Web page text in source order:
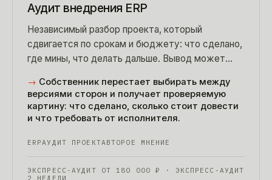
Аудит внедрения ERP
Независимый разбор проекта, который
сдвигается по срокам и бюджету: что сделано,
где мины, что делать дальше. Вывод может
нормальный результат аудита.
→ Собственник перестает выбирать между
версиями сторон и получает проверяемую
картину: что сделано, сколько стоит довести
и что требовать от исполнителя.
ERPАУДИТ ПРОЕКТАВТОРОЕ МНЕНИЕ
ЭКСПРЕСС-АУДИТ ОТ 180 000 ₽
· ЭКСПРЕСС-АУДИТ
2 НЕДЕЛИ